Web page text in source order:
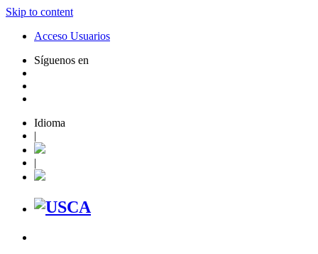
Skip to content
Acceso Usuarios
Síguenos en
Idioma
|
|